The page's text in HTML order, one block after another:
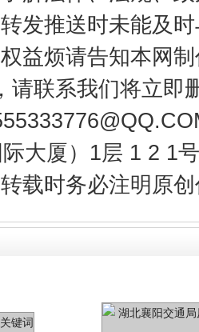
发推送时未能及
益烦请告知本网
请联系我们将立即
大厦）1层 1 2 1
载时务必注明原
局
今
词